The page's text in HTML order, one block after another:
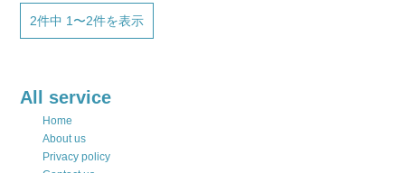
2件中 1〜2件を表示
All service
Home
About us
Privacy policy